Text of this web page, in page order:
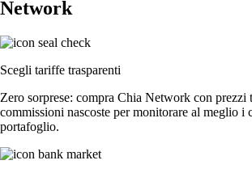
Network
Scegli tariffe trasparenti
Zero sorprese: compra Chia Network con prezzi
commissioni nascoste per monitorare al meglio i
portafoglio.